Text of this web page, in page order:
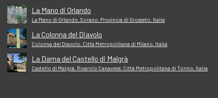
La Mano di Orlando
La Mano di Orlando, Sorano, Provincia di Grosseto, Italia
La Colonna del Diavolo
Colonna del Diavolo, Città Metropolitana di Milano, Italia
La Dama del Castello di Malgrà
Castello di Malgrà, Rivarolo Canavese, Città Metropolitana di Torino, Italia